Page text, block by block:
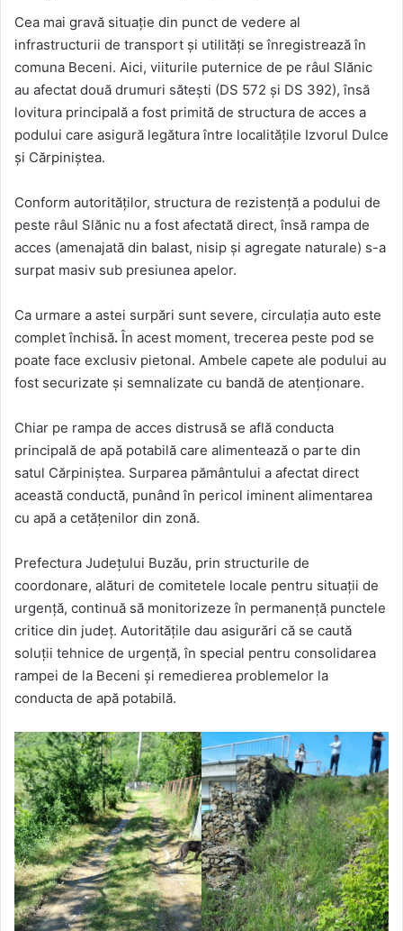
Cea mai gravă situație din punct de vedere al
infrastructurii de transport și utilități se înregistrează în
comuna Beceni. Aici, viiturile puternice de pe râul Slănic
au afectat două drumuri sătești (DS 572 și DS 392), însă
lovitura principală a fost primită de structura de acces a
podului care asigură legătura între localitățile Izvorul Dulce
și Cărpiniștea.
Conform autorităților, structura de rezistență a podului de
peste râul Slănic nu a fost afectată direct, însă rampa de
acces (amenajată din balast, nisip și agregate naturale) s-a
surpat masiv sub presiunea apelor.
Ca urmare a astei surpări sunt severe, circulația auto este
complet închisă. În acest moment, trecerea peste pod se
poate face exclusiv pietonal. Ambele capete ale podului au
fost securizate și semnalizate cu bandă de atenționare.
Chiar pe rampa de acces distrusă se află conducta
principală de apă potabilă care alimentează o parte din
satul Cărpiniștea. Surparea pământului a afectat direct
această conductă, punând în pericol iminent alimentarea
cu apă a cetățenilor din zonă.
Prefectura Județului Buzău, prin structurile de
coordonare, alături de comitetele locale pentru situații de
urgență, continuă să monitorizeze în permanență punctele
critice din județ. Autoritățile dau asigurări că se caută
soluții tehnice de urgență, în special pentru consolidarea
rampei de la Beceni și remedierea problemelor la
conducta de apă potabilă.